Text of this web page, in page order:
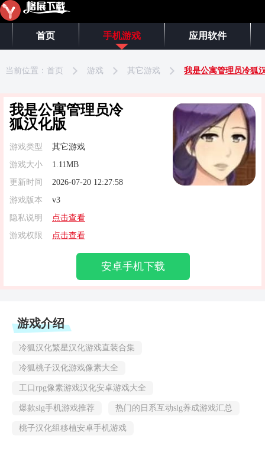
首页 手机游戏 应用软件
当前位置： 首页 游戏 其它游戏 我是公寓管理员冷狐
我是公寓管理员冷
狐汉化版
游戏类型
其它游戏
游戏大小
1.11MB
更新时间
2026-07-20 12:27:58
游戏版本
v3
隐私说明
点击查看
游戏权限
点击查看
安卓手机下载
游戏介绍
冷狐汉化繁星汉化游戏直装合集
冷狐桃子汉化游戏像素大全
工口rpg像素游戏汉化安卓游戏大全
爆款slg手机游戏推荐 热门的日系互动slg养成游戏汇总
桃子汉化组移植安卓手机游戏